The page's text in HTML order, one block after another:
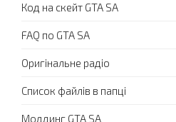
Код на скейт GTA SA
FAQ по GTA SA
Оригінальне радіо
Список файлів в папці
Моддинг GTA SA